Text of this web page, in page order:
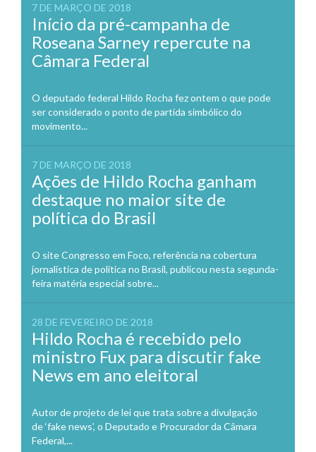
7 DE MARÇO DE 2018
Início da pré-campanha de
Roseana Sarney repercute na
Câmara Federal
O deputado federal Hildo Rocha fez ontem o que pode
ser considerado o ponto de partida simbólico do
movimento...
7 DE MARÇO DE 2018
Ações de Hildo Rocha ganham
destaque no maior site de
política do Brasil
O site Congresso em Foco, referência na cobertura
jornalística de política no Brasil, publicou nesta segunda-
feira matéria especial sobre...
28 DE FEVEREIRO DE 2018
Hildo Rocha é recebido pelo
ministro Fux para discutir fake
News em ano eleitoral
Autor de projeto de lei que trata sobre a divulgação
de ‘fake news’, o Deputado e Procurador da Câmara
Federal,...